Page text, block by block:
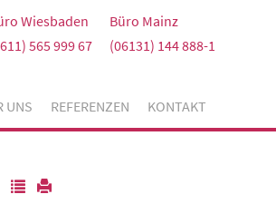
Wiesbaden
565 999 67
Büro Mainz
(06131) 144 888-1
UNS REFERENZEN KONTAKT